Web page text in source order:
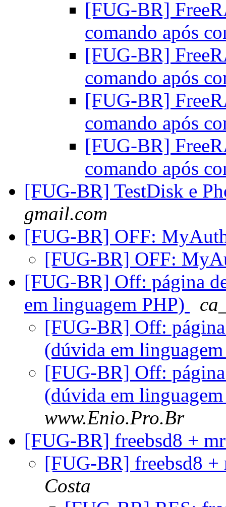
[FUG-BR]
comando após
[FUG-BR]
comando após
[FUG-BR]
comando após
[FUG-BR]
comando após
[FUG-BR] TestDisk e
gmail.com
[FUG-BR] OFF:
[FUG-BR] OFF:
[FUG-BR] Off: página
em linguagem PHP)
[FUG-BR] Off: página
(dúvida em
[FUG-BR] Off: página
(dúvida em
www.Enio.Pro.Br
[FUG-BR] freebsd8 +
[FUG-BR] freebsd8
Costa